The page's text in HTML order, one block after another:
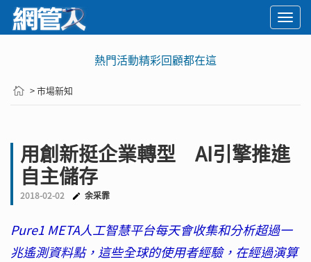
熱門活動精彩回顧都在這
> 市場新知
用創新挺企業轉型 AI引擎推進
自主儲存
2018-02-02 余采霏
Pure1 META人工智慧平台每天會收集和分析超過一
兆遙測資料點，這些全球的使用者經驗，在經過演算